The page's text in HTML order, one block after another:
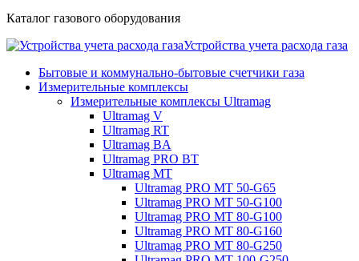
Каталог газового оборудования
Устройства учета расхода газа
Бытовые и коммунально-бытовые счетчики газа
Измерительные комплексы
Измерительные комплексы Ultramag
Ultramag V
Ultramag RT
Ultramag BA
Ultramag PRO BT
Ultramag MT
Ultramag PRO MT 50-G65
Ultramag PRO MT 50-G100
Ultramag PRO MT 80-G100
Ultramag PRO MT 80-G160
Ultramag PRO MT 80-G250